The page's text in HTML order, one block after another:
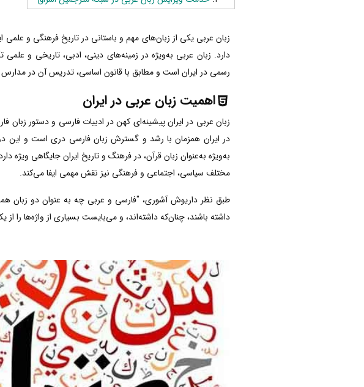
زبان عربی یکی از زبان‌های مهم و باستانی در تاریخ فرهنگی و علمی
دارد. زبان عربی به‌ویژه در زمینه‌های دینی، ادبی، تاریخی و
رسمی در ایران است و مطابق با قانون اساسی، تدریس آن در
اهمیت زبان عربی در ایران
زبان عربی در ایران پیشینه‌ای کهن در ادبیات فارسی و دستور زبان
در ایران همزمان با رشد و گسترش زبان فارسی دری است و این دو
به‌ویژه به‌عنوان زبان قرآن، در فرهنگ و تاریخ ایران جایگاهی
مختلف سیاسی، اجتماعی و فرهنگی نیز نقش مهمی ایفا می‌کند.
طبق نظر داریوش آشوری، "فارسی و عربی چه به عنوان دو زبان
داشته باشند، چنان‌که داشته‌اند، و می‌بایست بسیاری از واژه‌ها را از